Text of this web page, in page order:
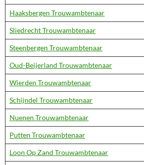
Haaksbergen Trouwambtenaar
Sliedrecht Trouwambtenaar
Steenbergen Trouwambtenaar
Oud-Beijerland Trouwambtenaar
Wierden Trouwambtenaar
Schijndel Trouwambtenaar
Nuenen Trouwambtenaar
Putten Trouwambtenaar
Loon Op Zand Trouwambtenaar